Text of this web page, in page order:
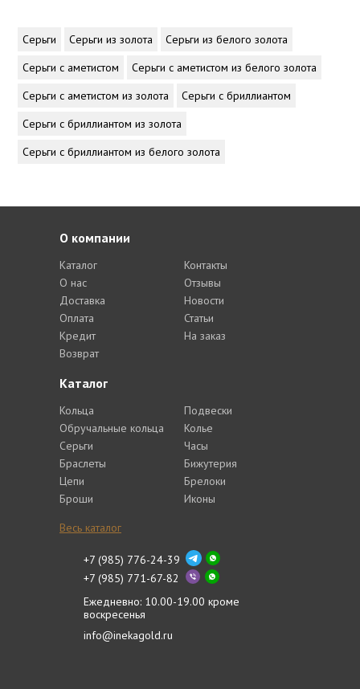
Серьги Серьги из золота
Серьги из белого золота
Серьги с аметистом
Серьги с аметистом из белого золота
Серьги с аметистом из золота
Серьги с бриллиантом
Серьги с бриллиантом из золота
Серьги с бриллиантом из белого золота
Каталог
Кольца
Обручальные кольца
Серьги
Браслеты
Цепи
Броши
Подвески
Колье
Часы
Бижутерия
Брелоки
Иконы
Весь каталог
О компании
Каталог
О нас
Доставка
Оплата
Кредит
Возврат
Контакты
Отзывы
Новости
Статьи
На заказ
+7 (985) 776-24-39
+7 (985) 771-67-82
Ежедневно: 10.00-19.00 кроме
воскресенья
info@inekagold.ru